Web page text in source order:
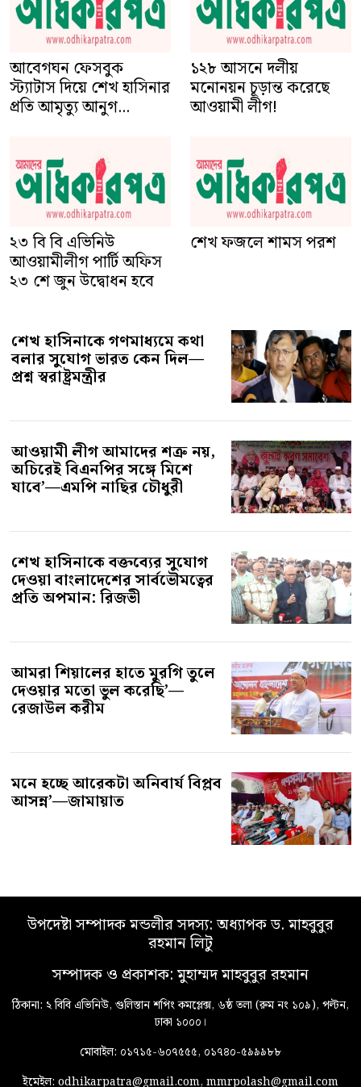
আবেগঘন ফেসবুক
স্ট্যাটাস দিয়ে শেখ হাসিনার
প্রতি আমৃত্যু আনুগ...
১২৮ আসনে দলীয়
মনোনয়ন চূড়ান্ত করেছে
আওয়ামী লীগ!
২৩ বি বি এভিনিউ
আওয়ামীলীগ পার্টি অফিস
২৩ শে জুন উদ্বোধন হবে
শেখ ফজলে শামস পরশ
শেখ হাসিনাকে গণমাধ্যমে কথা
বলার সুযোগ ভারত কেন দিল—
প্রশ্ন স্বরাষ্ট্রমন্ত্রীর
আওয়ামী লীগ আমাদের শত্রু নয়,
অচিরেই বিএনপির সঙ্গে মিশে
যাবে’—এমপি নাছির চৌধুরী
শেখ হাসিনাকে বক্তব্যের সুযোগ
দেওয়া বাংলাদেশের সার্বভৌমত্বের
প্রতি অপমান: রিজভী
আমরা শিয়ালের হাতে মুরগি তুলে
দেওয়ার মতো ভুল করেছি’—
রেজাউল করীম
মনে হচ্ছে আরেকটা অনিবার্য বিপ্লব
আসন্ন’—জামায়াত
উপদেষ্টা সম্পাদক মন্ডলীর সদস্য: অধ্যাপক ড. মাহবুবুর
রহমান লিটু
সম্পাদক ও প্রকাশক: মুহাম্মদ মাহবুবুর রহমান
ঠিকানা: ২ বিবি এভিনিউ, গুলিস্তান শপিং কমপ্লেক্স, ৬ষ্ঠ তলা (রুম নং ১০৯), পল্টন,
ঢাকা ১০০০।
মোবাইল: ০১৭১৫-৬০৭৫৫৫, ০১৭৪০-৫৯৯৯৮৮
ইমেইল: odhikarpatra@gmail.com, mmrpolash@gmail.com